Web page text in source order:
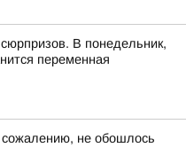
В понедельник,
переменная
не обошлось